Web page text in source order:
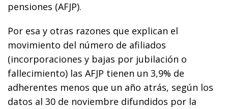
pensiones (AFJP).
Por esa y otras razones que explican el
movimiento del número de afiliados
(incorporaciones y bajas por jubilación o
fallecimiento) las AFJP tienen un 3,9% de
adherentes menos que un año atrás, según los
datos al 30 de noviembre difundidos por la